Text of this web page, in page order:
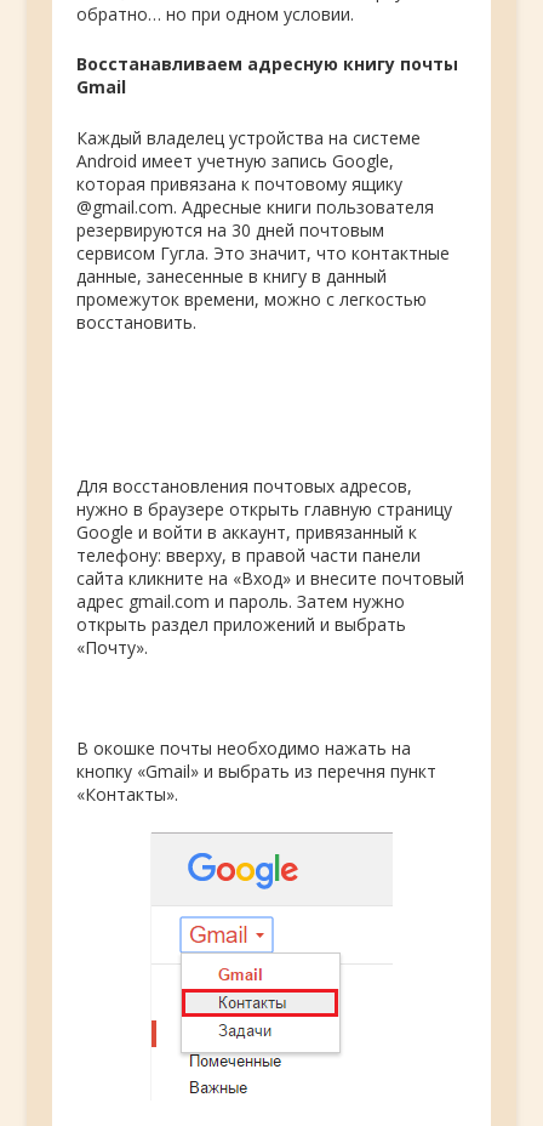
обратно… но при одном условии.
Восстанавливаем адресную книгу почты
Gmail
Каждый владелец устройства на системе
Android имеет учетную запись Google,
которая привязана к почтовому ящику
@gmail.com. Адресные книги пользователя
резервируются на 30 дней почтовым
сервисом Гугла. Это значит, что контактные
данные, занесенные в книгу в данный
промежуток времени, можно с легкостью
восстановить.
Для восстановления почтовых адресов,
нужно в браузере открыть главную страницу
Google и войти в аккаунт, привязанный к
телефону: вверху, в правой части панели
сайта кликните на «Вход» и внесите почтовый
адрес gmail.com и пароль. Затем нужно
открыть раздел приложений и выбрать
«Почту».
В окошке почты необходимо нажать на
кнопку «Gmail» и выбрать из перечня пункт
«Контакты».